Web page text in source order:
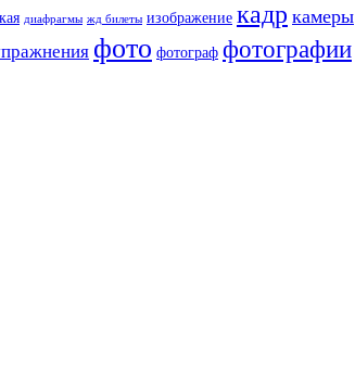
диафрагмы жд билеты изображение кадр камеры
фото фотограф фотографии